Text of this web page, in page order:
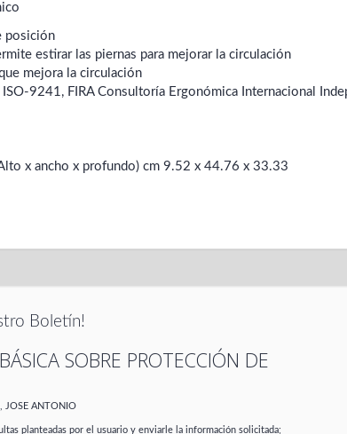
posición
estirar las piernas para mejorar la circulación
mejora la circulación
9241, FIRA Consultoría Ergonómica Internacional
x ancho x profundo) cm 9.52 x 44.76 x 33.33
Boletín!
SOBRE PROTECCIÓN DE
JOSE ANTONIO
planteadas por el usuario y enviarle la información solicitada;